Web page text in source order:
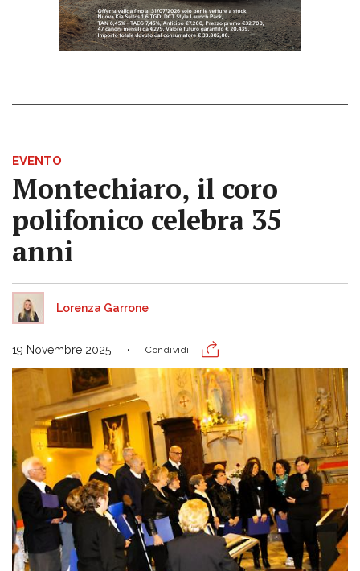
EVENTO
Montechiaro, il coro
polifonico celebra 35
anni
Lorenza Garrone
19 Novembre 2025 Condividi